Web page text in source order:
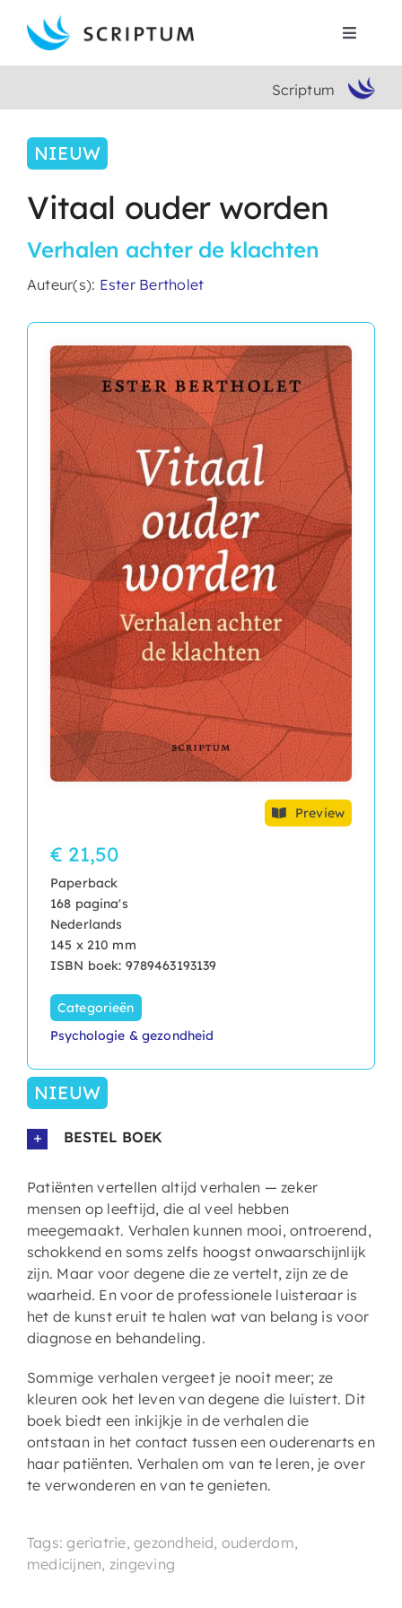
content
Toggle
Boeken
Auteurs
Search
for:
Scriptum
NIEUW
Vitaal ouder worden
Verhalen achter de klachten
Auteur(s): Ester Bertholet
Preview
€ 21,50
Paperback
168 pagina's
Nederlands
145 x 210 mm
ISBN boek: 9789463193139
Categorieën
Psychologie & gezondheid
NIEUW
BESTEL BOEK
Patiënten vertellen altijd verhalen — zeker
mensen op leeftijd, die al veel hebben
meegemaakt. Verhalen kunnen mooi, ontroerend,
schokkend en soms zelfs hoogst onwaarschijnlijk
zijn. Maar voor degene die ze vertelt, zijn ze de
waarheid. En voor de professionele luisteraar is
het de kunst eruit te halen wat van belang is voor
diagnose en behandeling.
Sommige verhalen vergeet je nooit meer; ze
kleuren ook het leven van degene die luistert. Dit
boek biedt een inkijkje in de verhalen die
ontstaan in het contact tussen een ouderenarts en
haar patiënten. Verhalen om van te leren, je over
te verwonderen en van te genieten.
Tags: geriatrie, gezondheid, ouderdom,
medicijnen, zingeving